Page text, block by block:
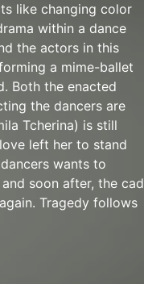
like changing color
within a dance
the actors in this
a mime-ballet
Both the enacted
the dancers are
Tcherina) is still
left her to stand
wants to
soon after, the cad
Tragedy follows